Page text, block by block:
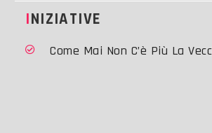
INIZIATIVE
Come Mai Non C’è Più La